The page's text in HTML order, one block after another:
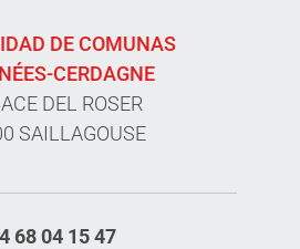
DE COMUNAS
CERDAGNE
DEL ROSER
SAILLAGOUSE
68 04 15 47